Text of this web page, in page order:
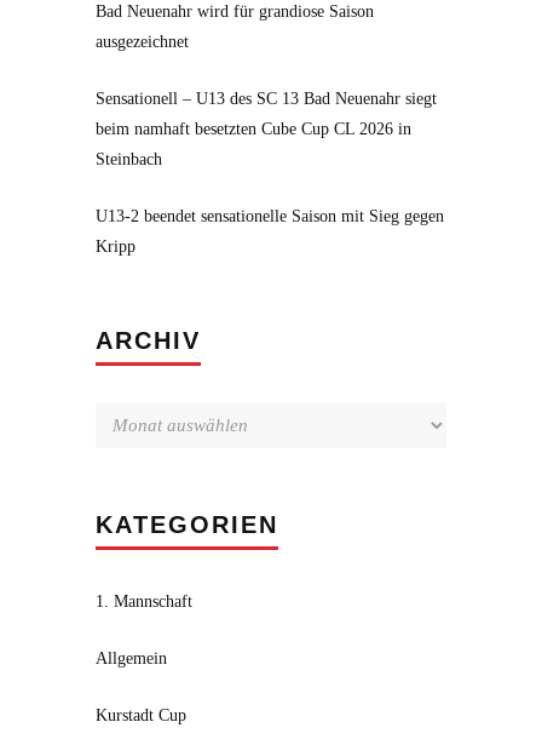
Bad Neuenahr wird für grandiose Saison
ausgezeichnet
Sensationell – U13 des SC 13 Bad Neuenahr siegt
beim namhaft besetzten Cube Cup CL 2026 in
Steinbach
U13-2 beendet sensationelle Saison mit Sieg gegen
Kripp
ARCHIV
KATEGORIEN
1. Mannschaft
Allgemein
Kurstadt Cup